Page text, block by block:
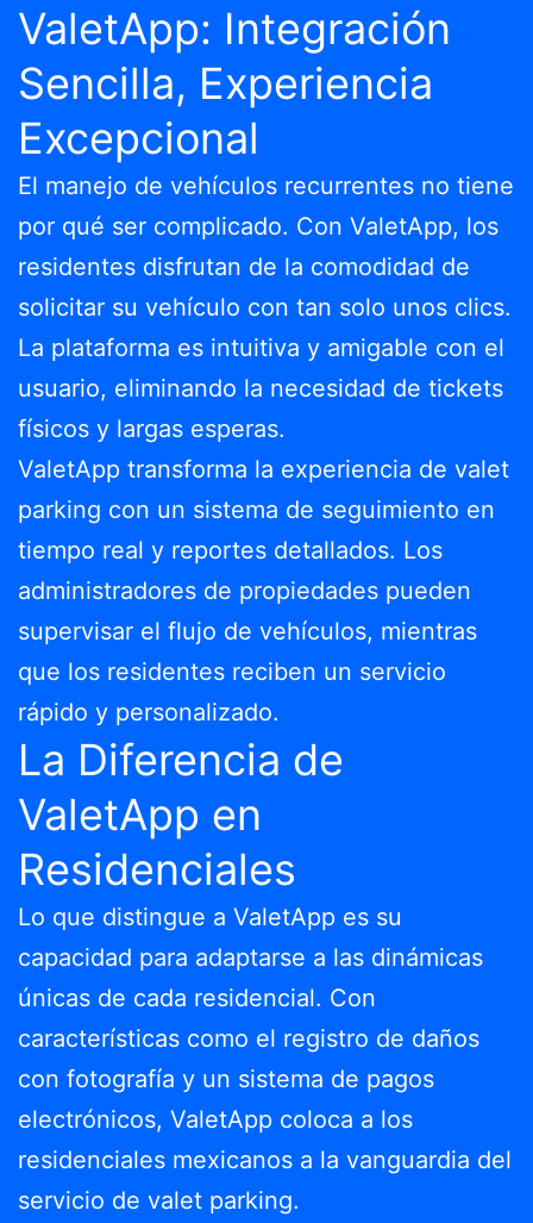
ValetApp: Integración
Sencilla, Experiencia
Excepcional
El manejo de vehículos recurrentes no tiene
por qué ser complicado. Con ValetApp, los
residentes disfrutan de la comodidad de
solicitar su vehículo con tan solo unos clics.
La plataforma es intuitiva y amigable con el
usuario, eliminando la necesidad de tickets
físicos y largas esperas.
ValetApp transforma la experiencia de valet
parking con un sistema de seguimiento en
tiempo real y reportes detallados. Los
administradores de propiedades pueden
supervisar el flujo de vehículos, mientras
que los residentes reciben un servicio
rápido y personalizado.
La Diferencia de
ValetApp en
Residenciales
Lo que distingue a ValetApp es su
capacidad para adaptarse a las dinámicas
únicas de cada residencial. Con
características como el registro de daños
con fotografía y un sistema de pagos
electrónicos, ValetApp coloca a los
residenciales mexicanos a la vanguardia del
servicio de valet parking.